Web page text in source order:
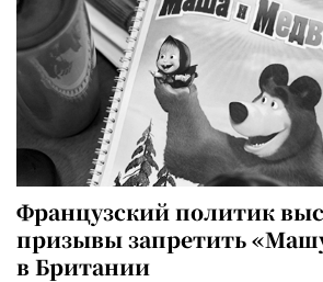
Французский политик
призывы запретить
в Британии